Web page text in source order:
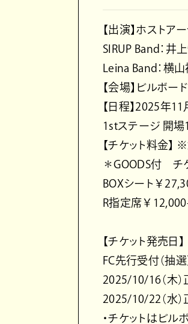
【出演】ホストア
SIRUP Band：井上
Leina Band：横山
【会場】ビルボー
【日程】2025年11
1stステージ 開
【チケット料金】
＊GOODS付 チ
BOXシート￥
R指定席￥12,000-
【チケット発売日】
FC先行受付（抽
2025/10/16（木）
2025/10/22（水）
・チケットはビル